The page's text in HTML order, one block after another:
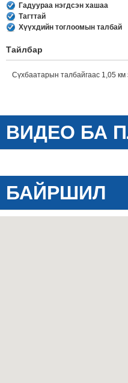
Гадуураа нэгдсэн хашаа
Тагттай
Хүүхдийн тоглоомын талбай
Тайлбар
Сүхбаатарын талбайгаас 1,05 км
ВИДЕО БА
БАЙРШИЛ